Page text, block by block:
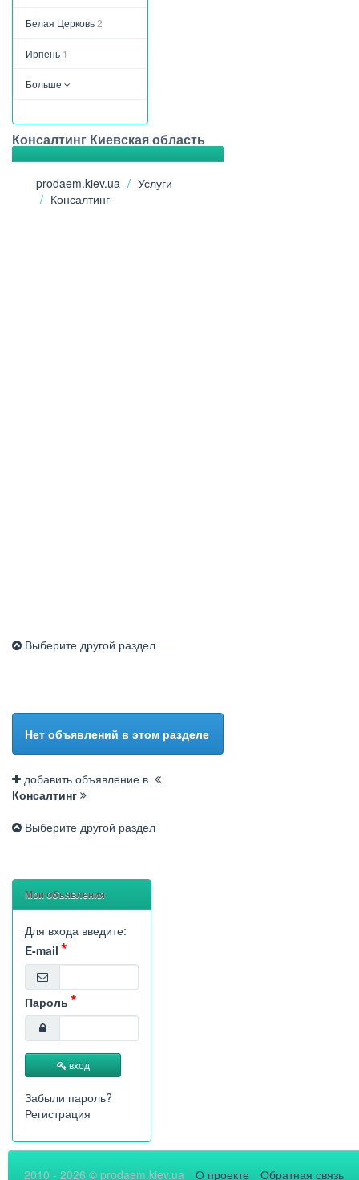
Белая Церковь2
Ирпень 1
Больше
Консалтинг Киевская область
prodaem.kiev.ua
Услуги
Консалтинг
Выберите другой раздел
Нет объявлений в этом разделе
добавить объявление в
Консалтинг
Выберите другой раздел
Мои объявления
Для входа введите:
E-mail
Пароль
вход
Забыли пароль?
Регистрация
2010 - 2026 © prodaem.kiev.ua О проекте Обратная связь